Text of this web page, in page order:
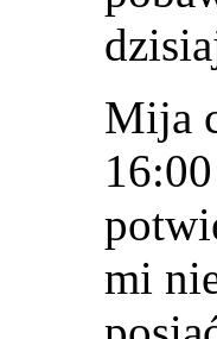
Mija
mi